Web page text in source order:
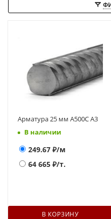
Арматура 25 мм А500С А3
В наличии
249.67 ₽/м
64 665 ₽/т.
В КОРЗИНУ